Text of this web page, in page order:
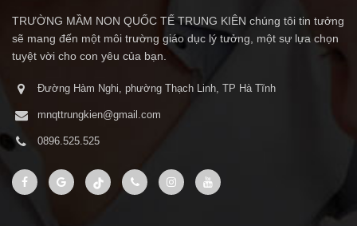
TRƯỜNG MẦM NON QUỐC TẾ TRUNG KIÊN chúng tôi tin tưởng
sẽ mang đến một môi trường giáo dục lý tưởng, một sự lựa chọn
tuyệt vời cho con yêu của bạn.
Đường Hàm Nghi, phường Thạch Linh, TP Hà Tĩnh
mnqttrungkien@gmail.com
0896.525.525